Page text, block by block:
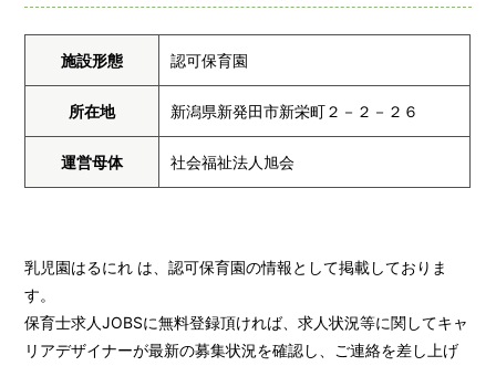
施設形態 認可保育園
所在地 新潟県新発田市新栄町２－２－２６
運営母体 社会福祉法人旭会
乳児園はるにれ は、認可保育園の情報として掲載しておりま
す。
保育士求人JOBSに無料登録頂ければ、求人状況等に関してキャ
リアデザイナーが最新の募集状況を確認し、ご連絡を差し上げ